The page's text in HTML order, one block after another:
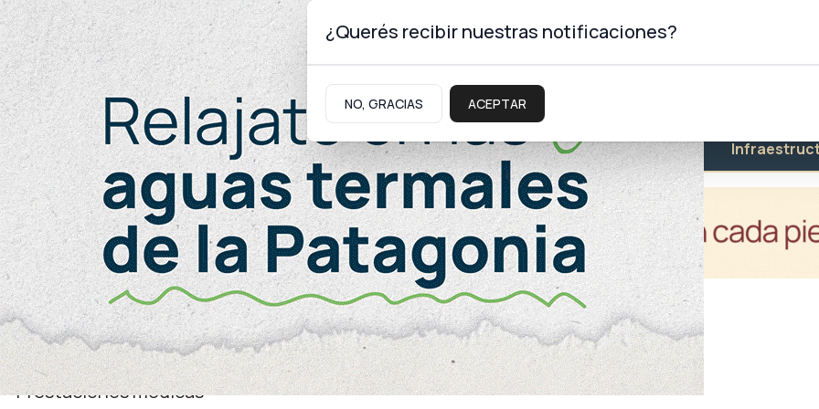
Jueves 6deAgostode 2026
Neuquinidad Gabinete Turismo Educación Salud
Salud
Prestaciones médicas
¿Querés recibir nuestras notificaciones?
NO, GRACIAS ACEPTAR